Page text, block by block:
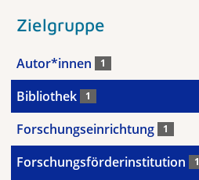
Zielgruppe
Autor*innen 1
Bibliothek 1
Forschungseinrichtung 1
Forschungsförderinstitution 1